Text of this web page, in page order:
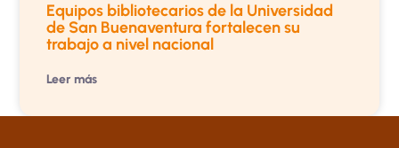
Equipos bibliotecarios de la Universidad
de San Buenaventura fortalecen su
trabajo a nivel nacional
Leer más